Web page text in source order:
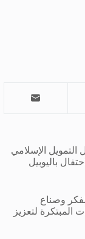
التمويل الإسلامي
السنوية والاحتفال باليوبيل
وصناع
المبتكرة لتعزيز